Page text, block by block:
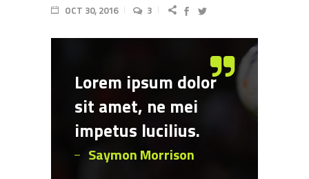
OCT 30, 2016 3
Lorem ipsum dolor
sit amet, ne mei
impetus lucilius.
Saymon Morrison